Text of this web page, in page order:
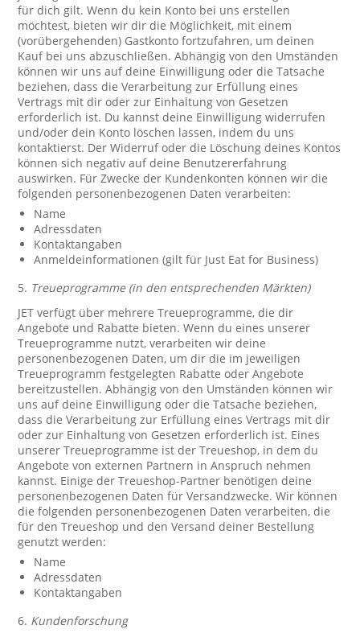
für dich gilt. Wenn du kein Konto bei uns erstellen
möchtest, bieten wir dir die Möglichkeit, mit einem
(vorübergehenden) Gastkonto fortzufahren, um deinen
Kauf bei uns abzuschließen. Abhängig von den Umständen
können wir uns auf deine Einwilligung oder die Tatsache
beziehen, dass die Verarbeitung zur Erfüllung eines
Vertrags mit dir oder zur Einhaltung von Gesetzen
erforderlich ist. Du kannst deine Einwilligung widerrufen
und/oder dein Konto löschen lassen, indem du uns
kontaktierst. Der Widerruf oder die Löschung deines Kontos
können sich negativ auf deine Benutzererfahrung
auswirken. Für Zwecke der Kundenkonten können wir die
folgenden personenbezogenen Daten verarbeiten:
Name
Adressdaten
Kontaktangaben
Anmeldeinformationen (gilt für Just Eat for Business)
5. Treueprogramme (in den entsprechenden Märkten)
JET verfügt über mehrere Treueprogramme, die dir
Angebote und Rabatte bieten. Wenn du eines unserer
Treueprogramme nutzt, verarbeiten wir deine
personenbezogenen Daten, um dir die im jeweiligen
Treueprogramm festgelegten Rabatte oder Angebote
bereitzustellen. Abhängig von den Umständen können wir
uns auf deine Einwilligung oder die Tatsache beziehen,
dass die Verarbeitung zur Erfüllung eines Vertrags mit dir
oder zur Einhaltung von Gesetzen erforderlich ist. Eines
unserer Treueprogramme ist der Treueshop, in dem du
Angebote von externen Partnern in Anspruch nehmen
kannst. Einige der Treueshop-Partner benötigen deine
personenbezogenen Daten für Versandzwecke. Wir können
die folgenden personenbezogenen Daten verarbeiten, die
für den Treueshop und den Versand deiner Bestellung
genutzt werden:
Name
Adressdaten
Kontaktangaben
6. Kundenforschung